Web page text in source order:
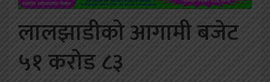
लालझाडीको आगामी बजेट
५१ करोड ८३